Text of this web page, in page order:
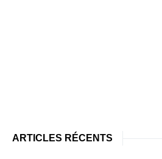
ARTICLES RÉCENTS